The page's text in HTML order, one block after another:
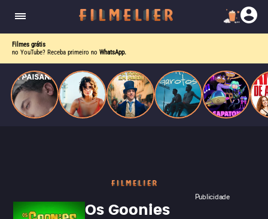
Filmes grátis
no YouTube? Receba primeiro no WhatsApp.
Publicidade
Os Goonies
quando se apaixona por um de seus alvos.